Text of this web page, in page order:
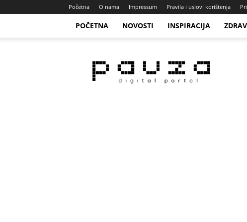
Početna O nama Impressum Pravila i uslovi korištenja
POČETNA NOVOSTI INSPIRACIJA
Portal